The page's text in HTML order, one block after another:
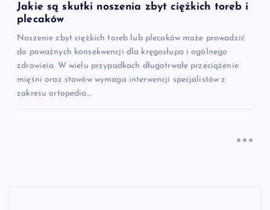
Jakie są skutki noszenia zbyt ciężkich toreb i
plecaków
Noszenie zbyt ciężkich toreb lub plecaków może prowadzić
do poważnych konsekwencji dla kręgosłupa i ogólnego
zdrowieia. W wielu przypadkach długotrwałe przeciążenie
mięśni oraz stawów wymaga interwencji specjalistów z
zakresu ortopedia…